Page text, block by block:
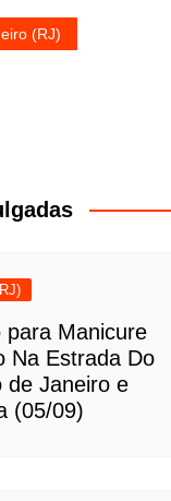
(RJ)
para Manicure
Na Estrada Do
de Janeiro e
(05/09)